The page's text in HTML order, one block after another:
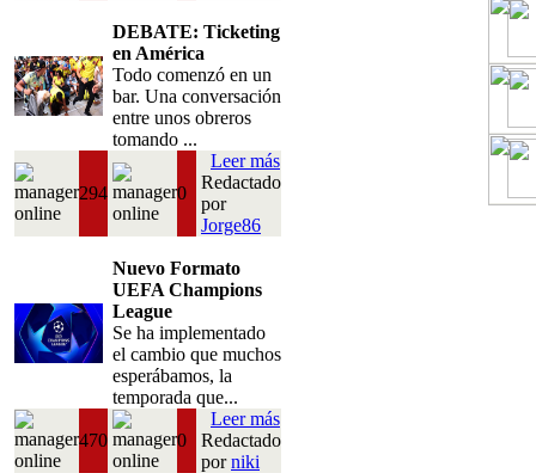
DEBATE: Ticketing
en América
Todo comenzó en un
bar. Una conversación
entre unos obreros
tomando ...
294 0
Leer más
Redactado
por
Jorge86
Nuevo Formato
UEFA Champions
League
Se ha implementado
el cambio que muchos
esperábamos, la
temporada que...
470 0
Leer más
Redactado
porniki